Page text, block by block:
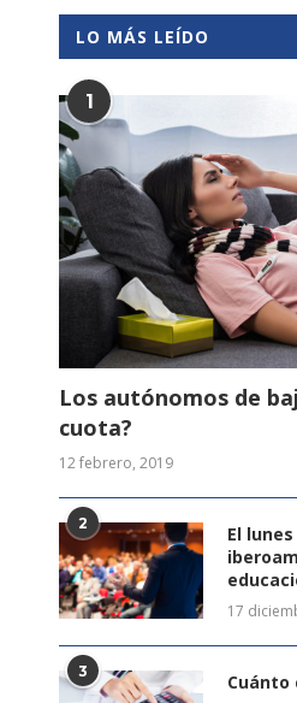
LO MÁS LEÍDO
1
Los autónomos de
cuota?
12 febrero, 2019
2
El
17
3 Cuánto